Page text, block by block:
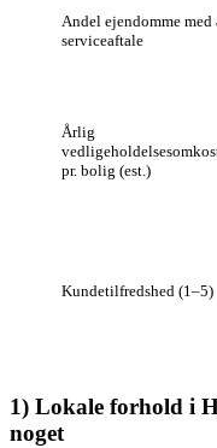
Andel ejendomme
serviceaftale
Årlig
pr. bolig (est.)
Kundetilfredshed (1–5)
1) Lokale forhold i
noget